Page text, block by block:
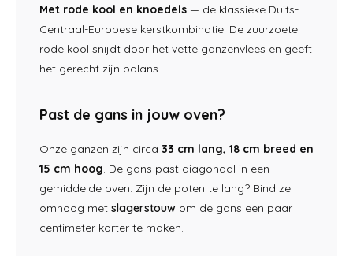
Met rode kool en knoedels — de klassieke Duits-
Centraal-Europese kerstkombinatie. De zuurzoete
rode kool snijdt door het vette ganzenvlees en geeft
het gerecht zijn balans.
Past de gans in jouw oven?
Onze ganzen zijn circa 33 cm lang, 18 cm breed en
15 cm hoog. De gans past diagonaal in een
gemiddelde oven. Zijn de poten te lang? Bind ze
omhoog met slagerstouw om de gans een paar
centimeter korter te maken.